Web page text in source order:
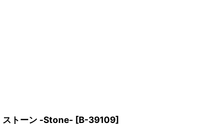
ストーン -Stone- [B-39109]